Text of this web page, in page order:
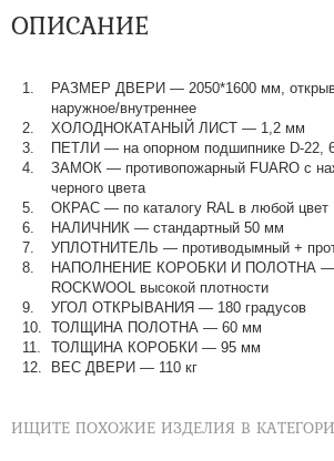
ОПИСАНИЕ
РАЗМЕР ДВЕРИ — 2050*1600 мм,
наружное/внутреннее
ХОЛОДНОКАТАНЫЙ ЛИСТ — 1,2 мм
ПЕТЛИ — на опорном подшипнике D-22,
ЗАМОК — противопожарный FUARO с
черного цвета
ОКРАС — по каталогу RAL в любой цвет​​​​​​​
НАЛИЧНИК — стандартный 50 мм
УПЛОТНИТЕЛЬ — противодымный +
НАПОЛНЕНИЕ КОРОБКИ И ПОЛОТНА —
ROCKWOOL высокой плотности
УГОЛ ОТКРЫВАНИЯ — 180 градусов
ТОЛЩИНА ПОЛОТНА — 60 мм
ТОЛЩИНА КОРОБКИ — 95 мм
ВЕС ДВЕРИ — 110 кг
ИЩИТЕ ПОХОЖИЕ ИЗДЕЛИЯ В